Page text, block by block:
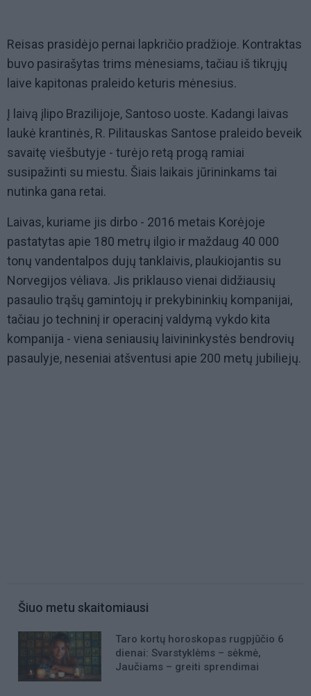
Reisas prasidėjo pernai lapkričio pradžioje. Kontraktas
buvo pasirašytas trims mėnesiams, tačiau iš tikrųjų
laive kapitonas praleido keturis mėnesius.
Į laivą įlipo Brazilijoje, Santoso uoste. Kadangi laivas
laukė krantinės, R. Pilitauskas Santose praleido beveik
savaitę viešbutyje - turėjo retą progą ramiai
susipažinti su miestu. Šiais laikais jūrininkams tai
nutinka gana retai.
Laivas, kuriame jis dirbo - 2016 metais Korėjoje
pastatytas apie 180 metrų ilgio ir maždaug 40 000
tonų vandentalpos dujų tanklaivis, plaukiojantis su
Norvegijos vėliava. Jis priklauso vienai didžiausių
pasaulio trąšų gamintojų ir prekybininkių kompanijai,
tačiau jo techninį ir operacinį valdymą vykdo kita
kompanija - viena seniausių laivininkystės bendrovių
pasaulyje, neseniai atšventusi apie 200 metų jubiliejų.
Šiuo metu skaitomiausi
Taro kortų horoskopas rugpjūčio 6
dienai: Svarstyklėms – sėkmė,
Jaučiams – greiti sprendimai